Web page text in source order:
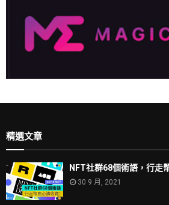
精選文章
NFT社群68個術語，行走
30 9 月, 2021